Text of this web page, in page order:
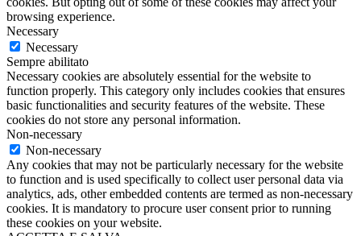
browsing experience.
Necessary
Necessary
Sempre abilitato
Necessary cookies are absolutely essential for the website to
function properly. This category only includes cookies that ensures
basic functionalities and security features of the website. These
cookies do not store any personal information.
Non-necessary
Non-necessary
Any cookies that may not be particularly necessary for the website
to function and is used specifically to collect user personal data via
analytics, ads, other embedded contents are termed as non-necessary
cookies. It is mandatory to procure user consent prior to running
these cookies on your website.